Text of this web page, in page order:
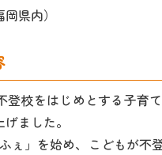
県内）
登校をはじめとする子育
ました。
ぇ」を始め、こどもが